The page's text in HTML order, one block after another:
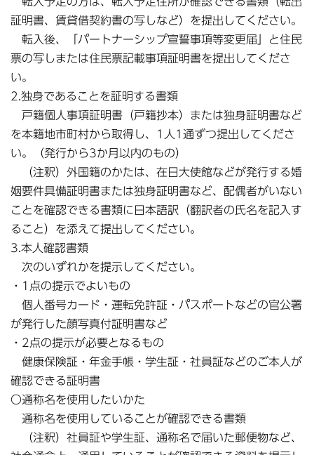
証明書、賃貸借契約書の写しなど）を提出してください。
転入後、「パートナーシップ宣誓事項等変更届」と住民
票の写しまたは住民票記載事項証明書を提出してくださ
い。
2.独身であることを証明する書類
戸籍個人事項証明書（戸籍抄本）または独身証明書など
を本籍地市町村から取得し、1人1通ずつ提出してくださ
い。（発行から3か月以内のもの）
（注釈）外国籍のかたは、在日大使館などが発行する婚
姻要件具備証明書または独身証明書など、配偶者がいない
ことを確認できる書類に日本語訳（翻訳者の氏名を記入す
ること）を添えて提出してください。
3.本人確認書類
次のいずれかを提示してください。
・1点の提示でよいもの
個人番号カード・運転免許証・パスポートなどの官公署
が発行した顔写真付証明書など
・2点の提示が必要となるもの
健康保険証・年金手帳・学生証・社員証などのご本人が
確認できる証明書
〇通称名を使用したいかた
通称名を使用していることが確認できる書類
（注釈）社員証や学生証、通称名で届いた郵便物など、